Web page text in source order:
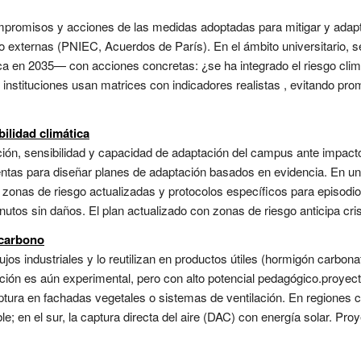
y acciones de las medidas adoptadas para mitigar y
externas (PNIEC, Acuerdos de París). En el ámbito universitario,
en 2035— con acciones concretas: ¿se ha integrado el riesgo
usan matrices con indicadores realistas , evitando
climática
sensibilidad y capacidad de adaptación del campus ante
para diseñar planes de adaptación basados en evidencia. En
de riesgo actualizadas y protocolos específicos para
sin daños. El plan actualizado con zonas de riesgo anticipa
industriales y lo reutilizan en productos útiles (hormigón
es aún experimental, pero con alto potencial
en fachadas vegetales o sistemas de ventilación. En regiones
en el sur, la captura directa del aire (DAC) con energía solar.